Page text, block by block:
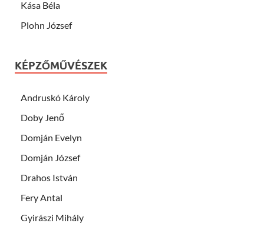
Kása Béla
Plohn József
KÉPZŐMŰVÉSZEK
Andruskó Károly
Doby Jenő
Domján Evelyn
Domján József
Drahos István
Fery Antal
Gyirászi Mihály